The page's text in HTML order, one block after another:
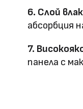
снаждане
6. Слой
абсорбция
7.
панела с